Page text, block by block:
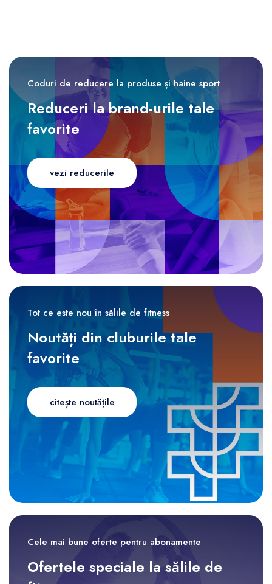
Coduri de reducere la produse și haine sport
Reduceri la brand-urile tale
favorite
vezi reducerile
Tot ce este nou în sălile de fitness
Noutăți din cluburile tale
favorite
citește noutățile
Cele mai bune oferte pentru abonamente
Ofertele speciale la sălile de